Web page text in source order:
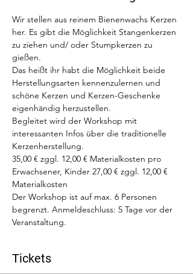
Wir stellen aus reinem Bienenwachs Kerzen
her. Es gibt die Möglichkeit Stangenkerzen
zu ziehen und/ oder Stumpkerzen zu
gießen.
Das heißt ihr habt die Möglichkeit beide
Herstellungsarten kennenzulernen und
schöne Kerzen und Kerzen-Geschenke
eigenhändig herzustellen.
Begleitet wird der Workshop mit
interessanten Infos über die traditionelle
Kerzenherstellung.
35,00 € zggl. 12,00 € Materialkosten pro
Erwachsener, Kinder 27,00 € zggl. 12,00 €
Materialkosten
Der Workshop ist auf max. 6 Personen
begrenzt. Anmeldeschluss: 5 Tage vor der
Veranstaltung.
Tickets